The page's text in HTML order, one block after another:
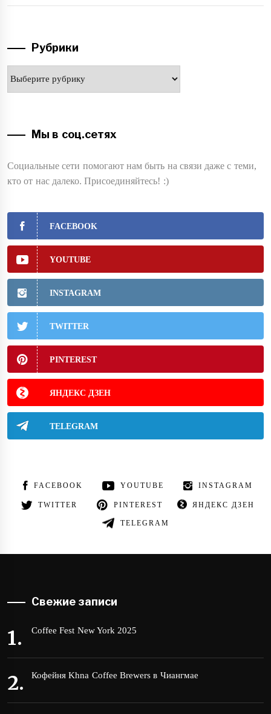
Рубрики
Мы в соц.сетях
Социальные сети помогают нам быть на связи даже с теми,
кто от нас далеко. Присоединяйтесь! :)
FACEBOOK
YOUTUBE
INSTAGRAM
TWITTER
PINTEREST
ЯНДЕКС ДЗЕН
TELEGRAM
FACEBOOK YOUTUBE INSTAGRAM
TWITTER PINTEREST ЯНДЕКС ДЗЕН
TELEGRAM
Свежие записи
Coffee Fest New York 2025
Кофейня Khna Coffee Brewers в Чиангмае